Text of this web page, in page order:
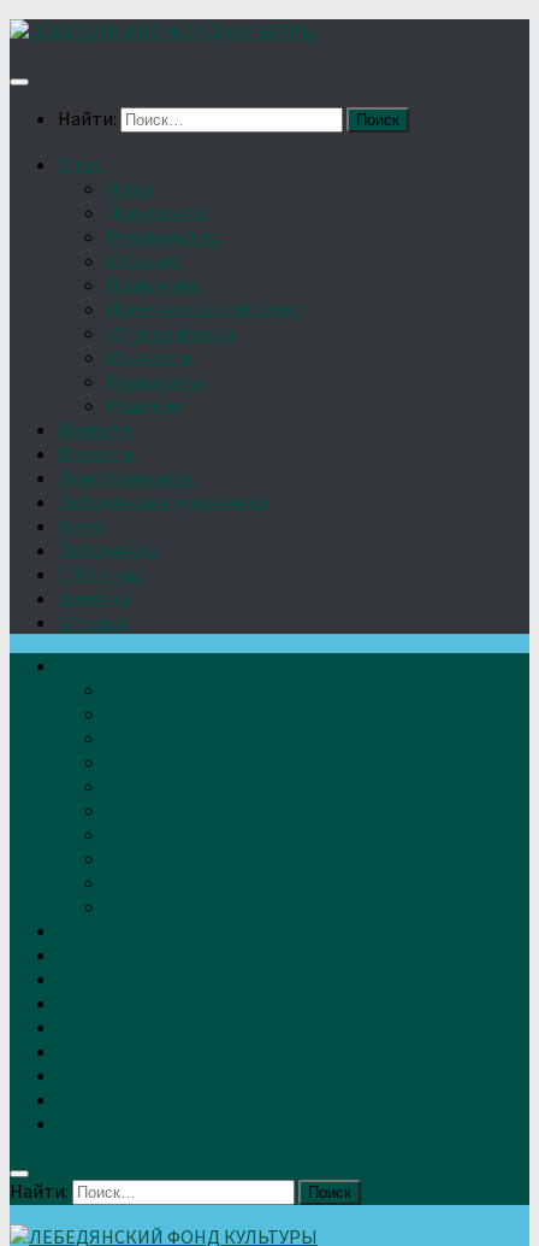
Найти:
О нас
Устав
Документы
Руководство
Команда
Правление
Попечительский совет
Отчёты фонда
Контакты
Реквизиты
Решение
Новости
Проекты
Дом Игумновых
Лебедянские художники
Фото
Лебедянцы
СМИ о нас
Земляки
Отзывы
Найти: